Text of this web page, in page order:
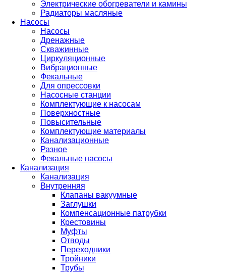
Электрические обогреватели и камины
Радиаторы масляные
Насосы
Насосы
Дренажные
Скважинные
Циркуляционные
Вибрационные
Фекальные
Для опрессовки
Насосные станции
Комплектующие к насосам
Поверхностные
Повысительные
Комплектующие материалы
Канализационные
Разное
Фекальные насосы
Канализация
Канализация
Внутренняя
Клапаны вакуумные
Заглушки
Компенсационные патрубки
Крестовины
Муфты
Отводы
Переходники
Тройники
Трубы